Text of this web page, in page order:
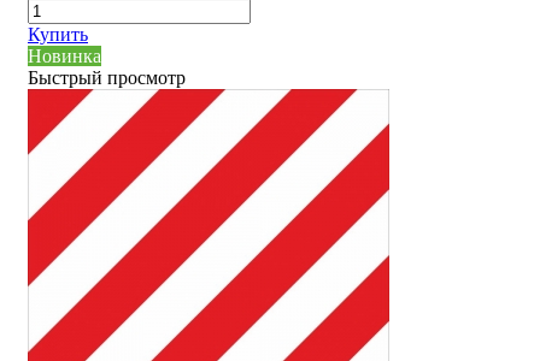
Купить
Новинка
Быстрый просмотр